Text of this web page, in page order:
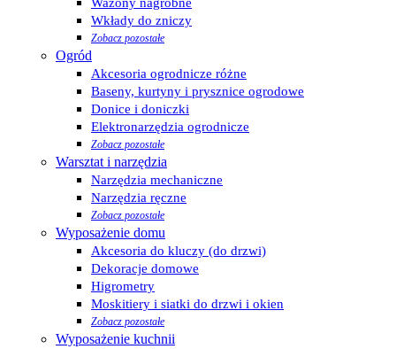
Wkłady do zniczy
Zobacz pozostałe
Ogród
Akcesoria ogrodnicze różne
Baseny, kurtyny i prysznice ogrodowe
Donice i doniczki
Elektronarzędzia ogrodnicze
Zobacz pozostałe
Warsztat i narzędzia
Narzędzia mechaniczne
Narzędzia ręczne
Zobacz pozostałe
Wyposażenie domu
Akcesoria do kluczy (do drzwi)
Dekoracje domowe
Higrometry
Moskitiery i siatki do drzwi i okien
Zobacz pozostałe
Wyposażenie kuchnii